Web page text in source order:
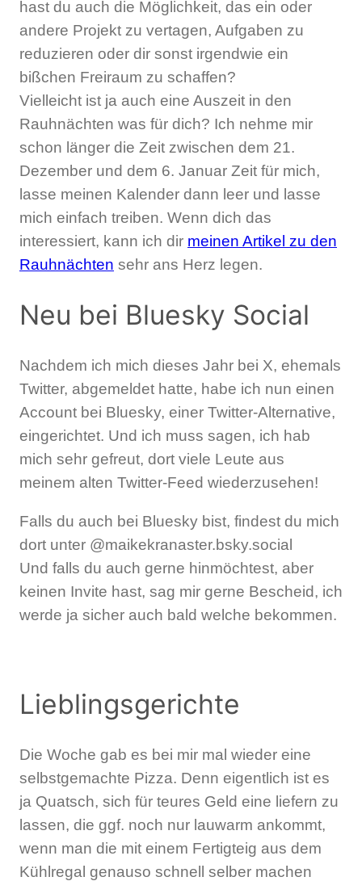
hast du auch die Möglichkeit, das ein oder
andere Projekt zu vertagen, Aufgaben zu
reduzieren oder dir sonst irgendwie ein
bißchen Freiraum zu schaffen?
Vielleicht ist ja auch eine Auszeit in den
Rauhnächten was für dich? Ich nehme mir
schon länger die Zeit zwischen dem 21.
Dezember und dem 6. Januar Zeit für mich,
lasse meinen Kalender dann leer und lasse
mich einfach treiben. Wenn dich das
interessiert, kann ich dir meinen Artikel zu den
Rauhnächten sehr ans Herz legen.
Neu bei Bluesky Social
Nachdem ich mich dieses Jahr bei X, ehemals
Twitter, abgemeldet hatte, habe ich nun einen
Account bei Bluesky, einer Twitter-Alternative,
eingerichtet. Und ich muss sagen, ich hab
mich sehr gefreut, dort viele Leute aus
meinem alten Twitter-Feed wiederzusehen!
Falls du auch bei Bluesky bist, findest du mich
dort unter @maikekranaster.bsky.social
Und falls du auch gerne hinmöchtest, aber
keinen Invite hast, sag mir gerne Bescheid, ich
werde ja sicher auch bald welche bekommen.
Lieblingsgerichte
Die Woche gab es bei mir mal wieder eine
selbstgemachte Pizza. Denn eigentlich ist es
ja Quatsch, sich für teures Geld eine liefern zu
lassen, die ggf. noch nur lauwarm ankommt,
wenn man die mit einem Fertigteig aus dem
Kühlregal genauso schnell selber machen